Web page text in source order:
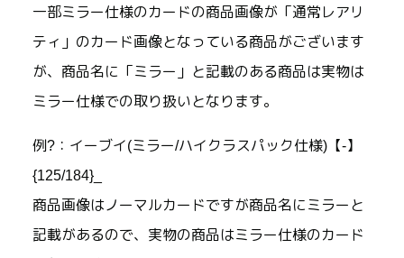
一部ミラー仕様のカードの商品画像が「通常レアリ
ティ」のカード画像となっている商品がございます
が、商品名に「ミラー」と記載のある商品は実物は
ミラー仕様での取り扱いとなります。
例?：イーブイ(ミラー/ハイクラスパック仕様)【-】
{125/184}_
商品画像はノーマルカードですが商品名にミラーと
記載があるので、実物の商品はミラー仕様のカード